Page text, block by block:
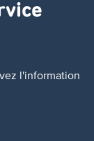
l'information